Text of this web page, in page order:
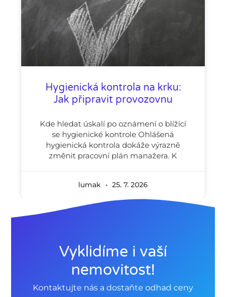
Hygienická kontrola na krku:
Jak připravit provozovnu
Kde hledat úskalí po oznámení o blížící
se hygienické kontrole Ohlášená
hygienická kontrola dokáže výrazně
změnit pracovní plán manažera. K
lumak 25. 7. 2026
Vyklidíme i vaší
nemovitost!
Kontaktujte nás a dostaňte odhad ceny